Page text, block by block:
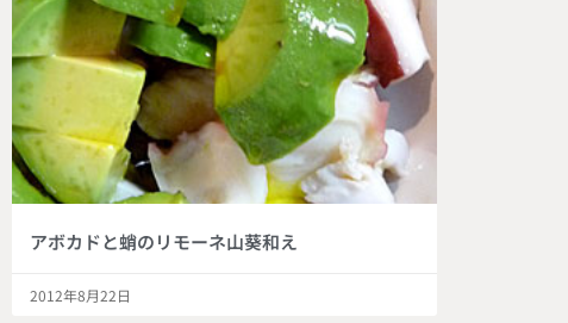
アボカドと蛸のリモーネ山葵和え
2012年8月22日